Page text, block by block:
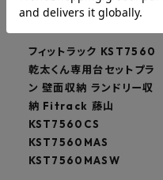
フィットラック KST7560
乾太くん専用台セットプラ
ン 壁面収納 ランドリー収
納 Fitrack 藤山
KST7560CS
KST7560MAS
KST7560MASW